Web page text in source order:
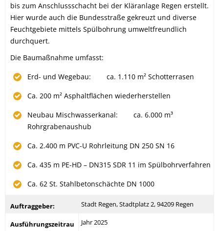
bis zum Anschlussschacht bei der Kläranlage Regen erstellt.
Hier wurde auch die Bundesstraße gekreuzt und diverse
Feuchtgebiete mittels Spülbohrung umweltfreundlich
durchquert.
Die Baumaßnahme umfasst:
Erd- und Wegebau: ca. 1.110 m² Schotterrasen
Ca. 200 m² Asphaltflächen wiederherstellen
Neubau Mischwasserkanal: ca. 6.000 m³
Rohrgrabenaushub
Ca. 2.400 m PVC-U Rohrleitung DN 250 SN 16
Ca. 435 m PE-HD – DN315 SDR 11 im Spülbohrverfahren
Ca. 62 St. Stahlbetonschächte DN 1000
Auftraggeber: Stadt Regen, Stadtplatz 2, 94209 Regen
Ausführungszeitrau
Jahr 2025